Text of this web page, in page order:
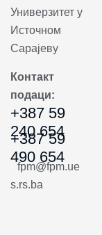
Универзитет у
Источном
Сарајеву
Контакт
подаци:
+387 59
240 654
+387 59
490 654
fpm@fpm.ue
s.rs.ba